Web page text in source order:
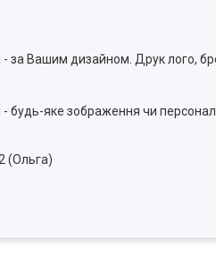
за Вашим дизайном. Друк лого,
- будь-яке зображення чи
(Ольга)